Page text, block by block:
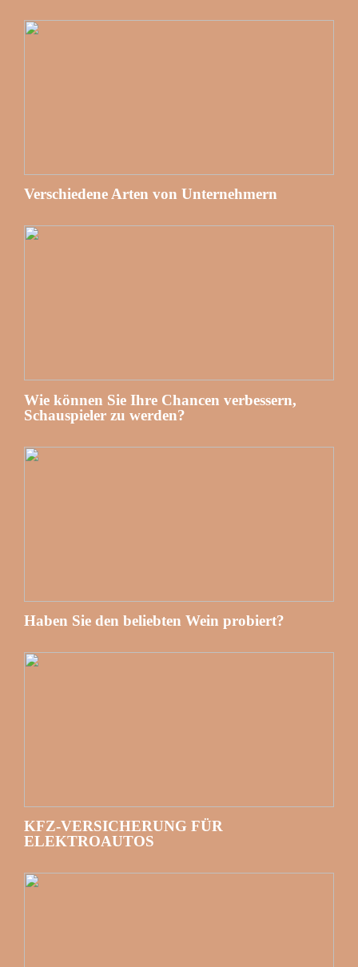
Verschiedene Arten von Unternehmern
Wie können Sie Ihre Chancen verbessern,
Schauspieler zu werden?
Haben Sie den beliebten Wein probiert?
KFZ-VERSICHERUNG FÜR
ELEKTROAUTOS